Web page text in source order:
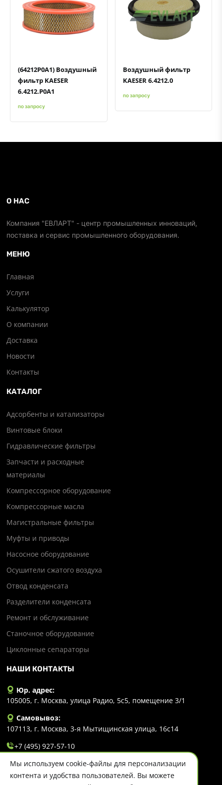
Быстрый просмотрДобавить к сравнению
Добавить в избранное
(64212P0A1) Воздушный
фильтр KAESER
6.4212.P0A1
по запросу
Быстрый просмотрДобавить к сравнению
Добавить в избранное
Воздушный фильтр
KAESER 6.4212.0
по запросу
О НАС
Компания "ЕВЛАРТ" - центр промышленных инноваций,
поставка и сервис промышленного оборудования.
МЕНЮ
Главная
Услуги
Калькулятор
О компании
Доставка
Новости
Контакты
КАТАЛОГ
Адсорбенты и катализаторы
Винтовые блоки
Гидравлические фильтры
Запчасти и расходные
материалы
Компрессорное оборудование
Компрессорные масла
Магистральные фильтры
Муфты и приводы
Насосное оборудование
Осушители сжатого воздуха
Отвод конденсата
Разделители конденсата
Ремонт и обслуживание
Станочное оборудование
Циклонные сепараторы
НАШИ КОНТАКТЫ
Юр. адрес:
105005, г. Москва, улица Радио, 5с5, помещение 3/1
Самовывоз:
107113, г. Москва, 3-я Мытищинская улица, 16с14
+7 (495) 927-57-10
info@evlart.ru
Мы используем cookie-файлы для персонализации
контента и удобства пользователей. Вы можете